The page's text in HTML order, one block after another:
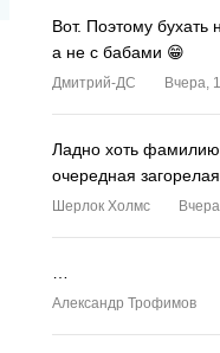
Вот. Поэтому бухать
а не с бабами 😁
Дмитрий-ДС Вчера,
Ладно хоть фамилию
очередная
Шерлок Холмс
Александр Трофимов